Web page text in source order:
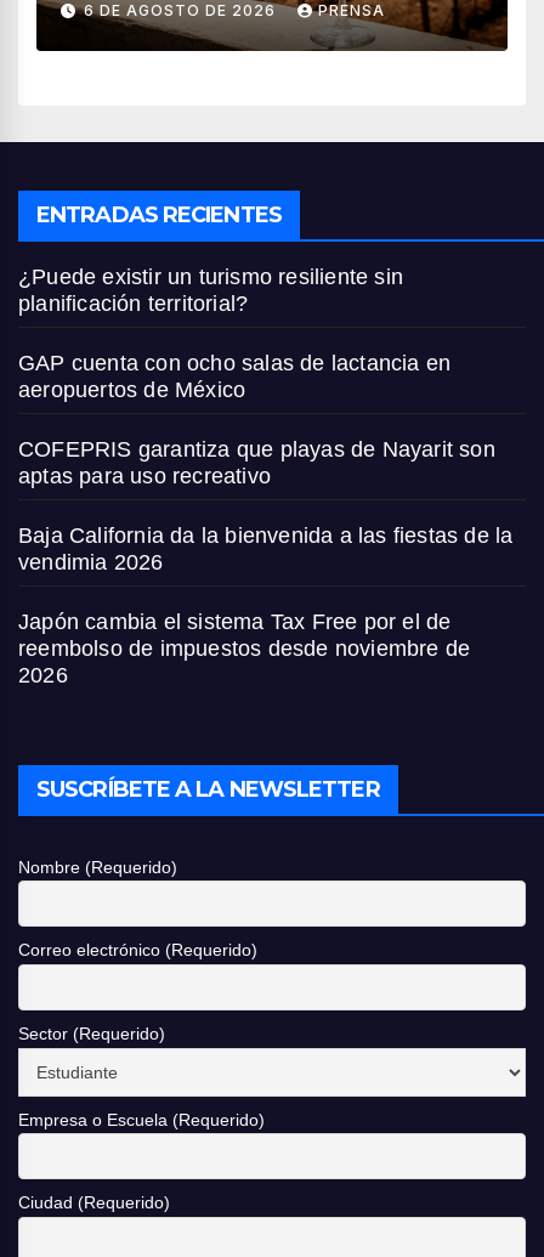
6 DE AGOSTO DE 2026 PRENSA
ENTRADAS RECIENTES
¿Puede existir un turismo resiliente sin
planificación territorial?
GAP cuenta con ocho salas de lactancia en
aeropuertos de México
COFEPRIS garantiza que playas de Nayarit son
aptas para uso recreativo
Baja California da la bienvenida a las fiestas de la
vendimia 2026
Japón cambia el sistema Tax Free por el de
reembolso de impuestos desde noviembre de
2026
SUSCRÍBETE A LA NEWSLETTER
Nombre (Requerido)
Correo electrónico (Requerido)
Sector (Requerido)
Empresa o Escuela (Requerido)
Ciudad (Requerido)